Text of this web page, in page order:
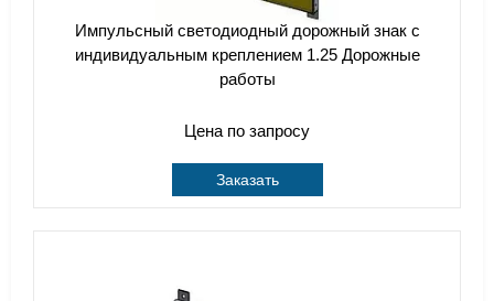
Импульсный cветодиодный дорожный знак с
индивидуальным креплением 1.25 Дорожные
работы
Цена по запросу
Заказать